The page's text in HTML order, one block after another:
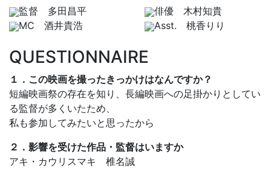
監督 多田昌平
俳優 木村知貴
MC 酒井貴浩
Asst. 桃香りり
QUESTIONNAIRE
１．この映画を撮ったきっかけはなんですか？
短編映画祭の存在を知り、長編映画への足掛かりとしてい
る監督が多くいたため、
私も参加してみたいと思ったから
２．影響を受けた作品・監督はいますか
アキ・カウリスマキ 椎名誠